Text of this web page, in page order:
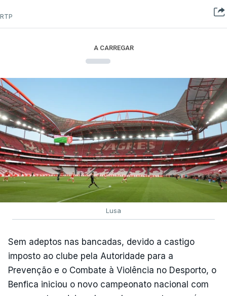
RTP
A CARREGAR
Lusa
Sem adeptos nas bancadas, devido a castigo
imposto ao clube pela Autoridade para a
Prevenção e o Combate à Violência no Desporto, o
Benfica iniciou o novo campeonato nacional com